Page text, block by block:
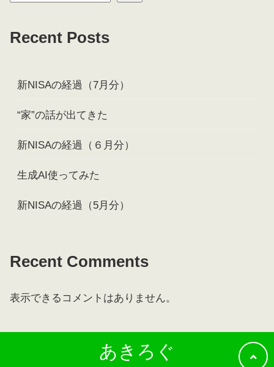
Recent Posts
新NISAの経過（7月分）
“家”の話が出てきた
新NISAの経過（６月分）
生成AI使ってみた
新NISAの経過（5月分）
Recent Comments
表示できるコメントはありません。
あきろぐ